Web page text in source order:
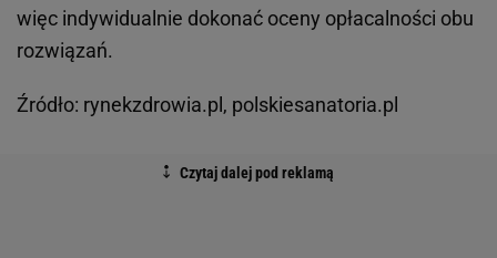
więc indywidualnie dokonać oceny opłacalności obu
rozwiązań.
Źródło: rynekzdrowia.pl, polskiesanatoria.pl